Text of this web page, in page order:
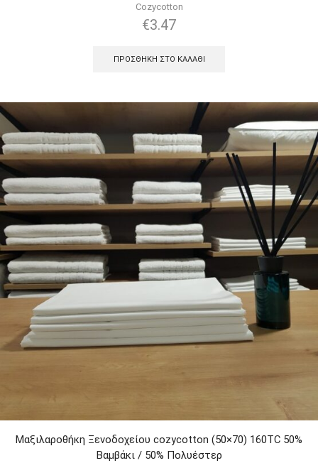
Cozycotton
€3.47
ΠΡΟΣΘΉΚΗ ΣΤΟ ΚΑΛΆΘΙ
Μαξιλαροθήκη Ξενοδοχείου cozycotton (50×70) 160TC 50%
Βαμβάκι / 50% Πολυέστερ